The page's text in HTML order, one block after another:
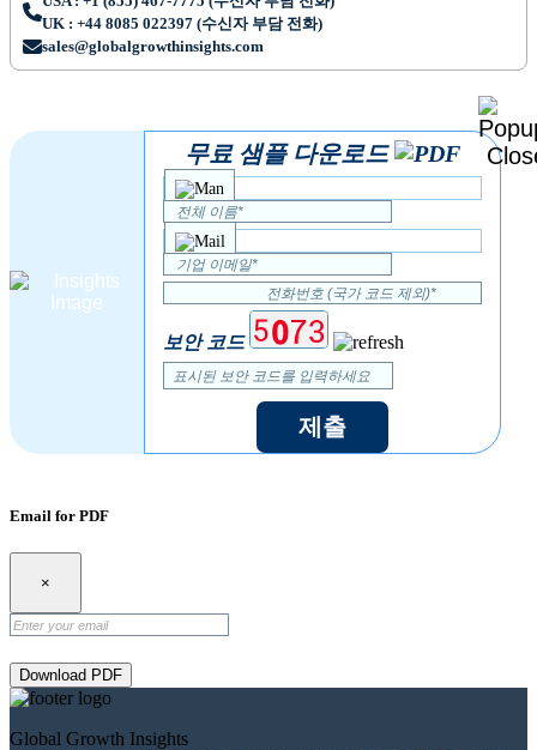
UK : +44 8085 022397 (수신자 부담 전화)
sales@globalgrowthinsights.com
무료 샘플 다운로드
보안 코드
제출
Email for PDF
×
Download PDF
Global Growth Insights